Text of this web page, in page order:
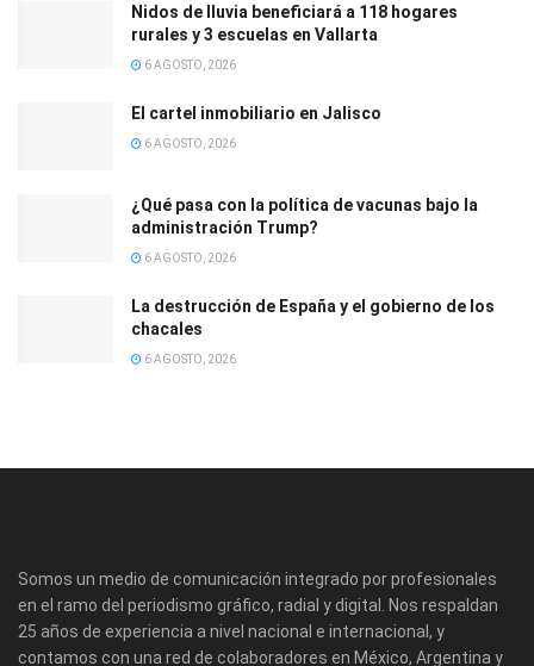
Nidos de lluvia beneficiará a 118 hogares
rurales y 3 escuelas en Vallarta
6 AGOSTO, 2026
El cartel inmobiliario en Jalisco
6 AGOSTO, 2026
¿Qué pasa con la política de vacunas bajo la
administración Trump?
6 AGOSTO, 2026
La destrucción de España y el gobierno de los
chacales
6 AGOSTO, 2026
Somos un medio de comunicación integrado por profesionales
en el ramo del periodismo gráfico, radial y digital. Nos respaldan
25 años de experiencia a nivel nacional e internacional, y
contamos con una red de colaboradores en México, Argentina y